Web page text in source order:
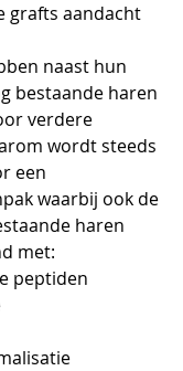
grafts aandacht
naast hun
bestaande haren
verdere
wordt steeds
een
waarbij ook de
haren
met:
peptiden